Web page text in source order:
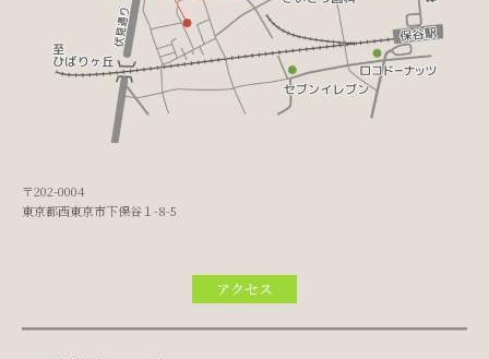
〒202-0004
東京都西東京市下保谷１-8-5
アクセス